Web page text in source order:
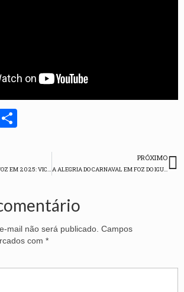
O QUE ESPERAR PARA FOZ EM 2025: VICE-PREFEITO RICARDO NASCIMENTO – FALA SINECOFI PODCAST #51
PRÓXIMO
A ALEGRIA DO CARNAVAL EM FOZ DO IGUAÇU – FALA SINECOFI PODCAST #53
mail não será publicado. Campos
com *